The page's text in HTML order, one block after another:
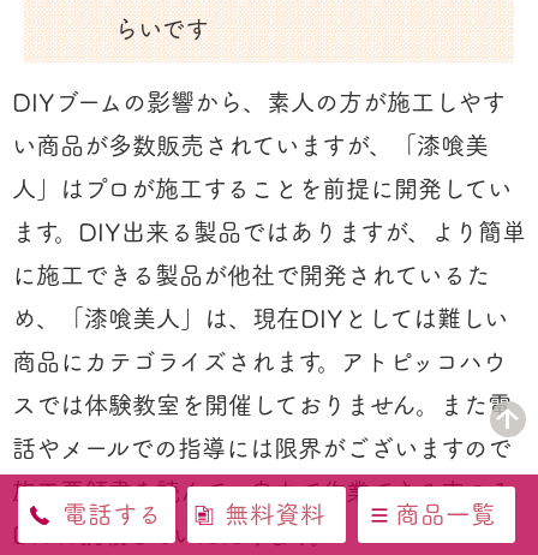
らいです
DIYブームの影響から、素人の方が施工しやす
い商品が多数販売されていますが、「漆喰美
人」はプロが施工することを前提に開発してい
ます。DIY出来る製品ではありますが、より簡単
に施工できる製品が他社で開発されているた
め、「漆喰美人」は、現在DIYとしては難しい
商品にカテゴライズされます。アトピッコハウ
スでは体験教室を開催しておりません。また電
話やメールでの指導には限界がございますので
施工要領書を読んで、自力で作業できる方のみ
DIYに挑戦していただけます。
電話する 無料資料 商品一覧